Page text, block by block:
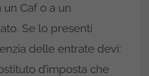
un Caf o a un
Se lo presenti
delle entrate devi:
d’imposta che